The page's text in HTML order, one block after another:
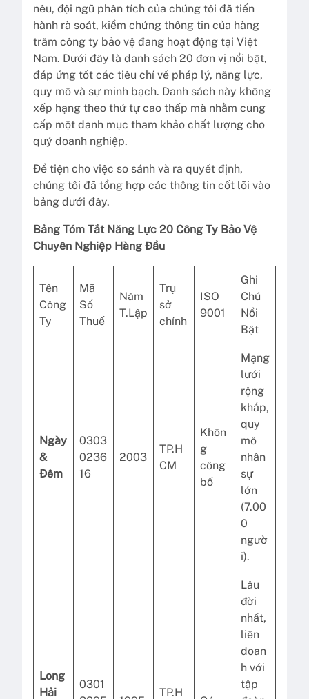
nêu, đội ngũ phân tích của chúng tôi đã tiến
hành rà soát, kiểm chứng thông tin của hàng
trăm công ty bảo vệ đang hoạt động tại Việt
Nam. Dưới đây là danh sách 20 đơn vị nổi bật,
đáp ứng tốt các tiêu chí về pháp lý, năng lực,
quy mô và sự minh bạch. Danh sách này không
xếp hạng theo thứ tự cao thấp mà nhằm cung
cấp một danh mục tham khảo chất lượng cho
quý doanh nghiệp.
Để tiện cho việc so sánh và ra quyết định,
chúng tôi đã tổng hợp các thông tin cốt lõi vào
bảng dưới đây.
Bảng Tóm Tắt Năng Lực 20 Công Ty Bảo Vệ
Chuyên Nghiệp Hàng Đầu
Tên
Công
Ty
Mã
Số
Thuế
Năm
T.Lập
Trụ
sở
chính
ISO
9001
Ghi
Chú
Nổi
Bật
Ngày
&
Đêm
0303
0236
16
2003
TP.H
CM
Khôn
g
công
bố
Mạng
lưới
rộng
khắp,
quy
mô
nhân
sự
lớn
(7.00
0
ngườ
i).
Long
Hải
0301
TP.H
Lâu
đời
nhất,
liên
doan
h với
tập